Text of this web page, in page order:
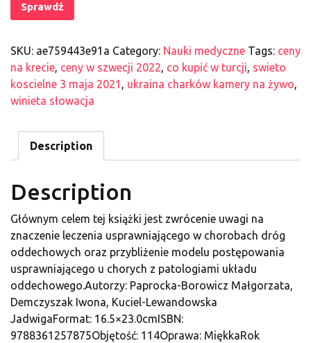
Sprawdź
SKU: ae759443e91a Category: Nauki medyczne Tags: ceny
na krecie, ceny w szwecji 2022, co kupić w turcji, swieto
koscielne 3 maja 2021 , ukraina charków kamery na żywo,
winieta słowacja
Description
Description
Głównym celem tej książki jest zwrócenie uwagi na
znaczenie leczenia usprawniającego w chorobach dróg
oddechowych oraz przybliżenie modelu postępowania
usprawniającego u chorych z patologiami układu
oddechowego.Autorzy: Paprocka-Borowicz Małgorzata,
Demczyszak Iwona, Kuciel-Lewandowska
JadwigaFormat: 16.5×23.0cmISBN:
9788361257875Objętość: 114Oprawa: MiękkaRok